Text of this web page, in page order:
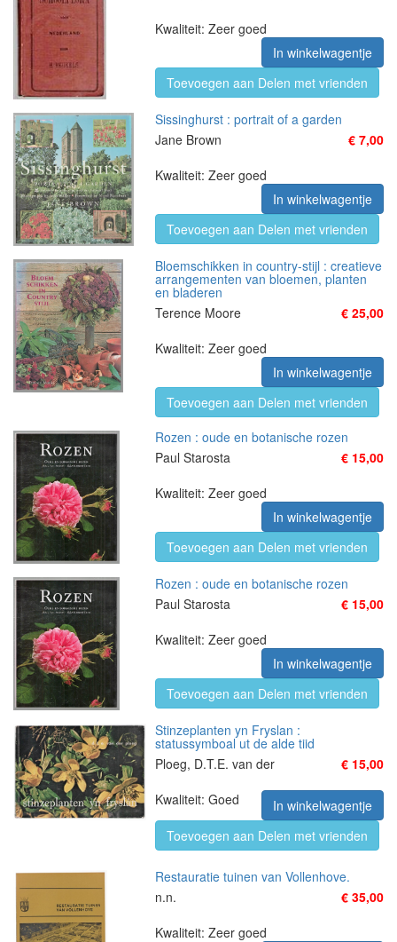
Kwaliteit: Zeer goed
In winkelwagentje
Toevoegen aan Delen met vrienden
Sissinghurst : portrait of a garden
Jane Brown
€ 7,00
Kwaliteit: Zeer goed
In winkelwagentje
Toevoegen aan Delen met vrienden
Bloemschikken in country-stijl : creatieve
arrangementen van bloemen, planten
en bladeren
Terence Moore
€ 25,00
Kwaliteit: Zeer goed
In winkelwagentje
Toevoegen aan Delen met vrienden
Rozen : oude en botanische rozen
Paul Starosta
€ 15,00
Kwaliteit: Zeer goed
In winkelwagentje
Toevoegen aan Delen met vrienden
Rozen : oude en botanische rozen
Paul Starosta
€ 15,00
Kwaliteit: Zeer goed
In winkelwagentje
Toevoegen aan Delen met vrienden
Stinzeplanten yn Fryslan :
statussymboal ut de alde tiid
Ploeg, D.T.E. van der
€ 15,00
Kwaliteit: Goed
In winkelwagentje
Toevoegen aan Delen met vrienden
Restauratie tuinen van Vollenhove.
n.n.
€ 35,00
Kwaliteit: Zeer goed